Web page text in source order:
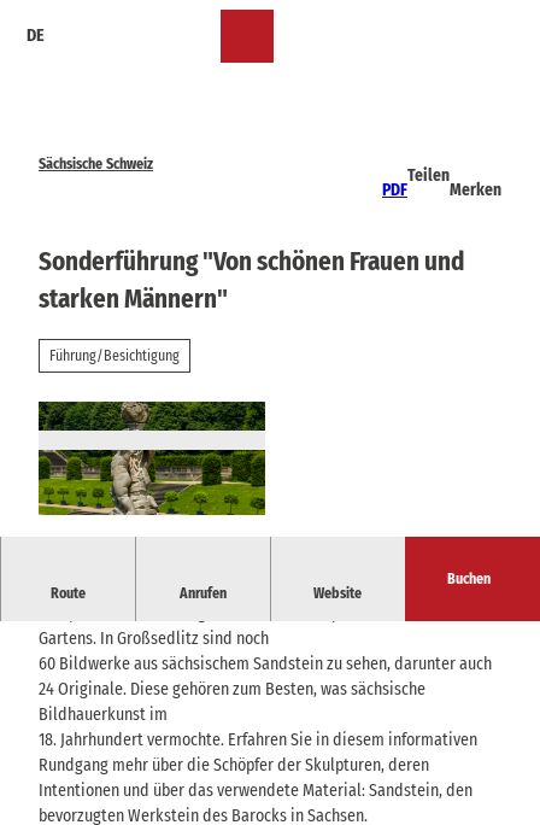
DE
Sächsische Schweiz
PDF
Teilen
Merken
Sonderführung "Von schönen Frauen und
starken Männern"
Führung/Besichtigung
te einfache Nutzungsrechte, an SBG, 2013, Sylvi
Route Anrufen Website
Buchen
Wenn Sandstein zum Leben erwacht...
Gartens. In Großsedlitz sind noch
60 Bildwerke aus sächsischem Sandstein zu sehen, darunter auch
24 Originale. Diese gehören zum Besten, was sächsische
Bildhauerkunst im
18. Jahrhundert vermochte. Erfahren Sie in diesem informativen
Rundgang mehr über die Schöpfer der Skulpturen, deren
Intentionen und über das verwendete Material: Sandstein, den
bevorzugten Werkstein des Barocks in Sachsen.